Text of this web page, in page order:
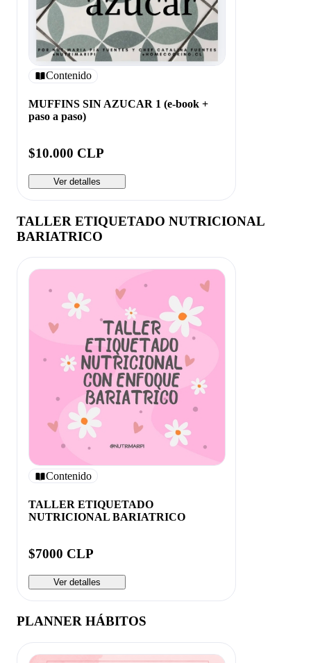
Contenido
MUFFINS SIN AZUCAR 1 (e-book +
paso a paso)
$10.000 CLP
Ver detalles
TALLER ETIQUETADO NUTRICIONAL
BARIATRICO
Contenido
TALLER ETIQUETADO
NUTRICIONAL BARIATRICO
$7000 CLP
Ver detalles
PLANNER HÁBITOS